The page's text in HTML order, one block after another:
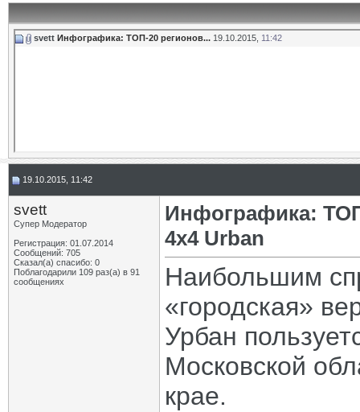
svett Инфографика: ТОП-20 регионов... 19.10.2015, 11:42
19.10.2015, 11:42
svett
Супер Модератор
Регистрация: 01.07.2014
Сообщений: 705
Сказал(а) спасибо: 0
Поблагодарили 109 раз(а) в 91
сообщениях
Инфографика:
4x4 Urban
Наибольшим
«городская»
Урбан
Московской
крае.